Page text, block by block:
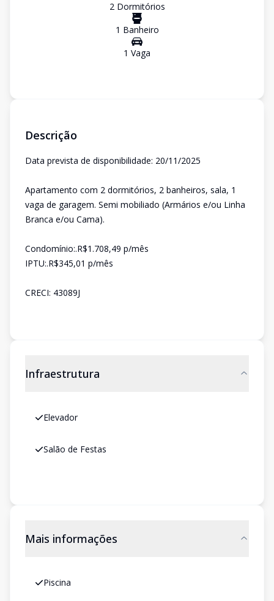
2Dormitórios
1 Banheiro
1 Vaga
Descrição
Data prevista de disponibilidade: 20/11/2025
Apartamento com 2 dormitórios, 2 banheiros, sala, 1
vaga de garagem. Semi mobiliado (Armários e/ou Linha
Branca e/ou Cama).
Condomínio:.R$1.708,49 p/mês
IPTU:.R$345,01 p/mês
CRECI: 43089J
Infraestrutura
Elevador
Salão de Festas
Mais informações
Piscina